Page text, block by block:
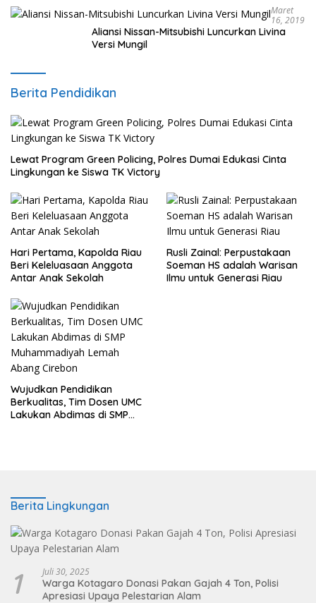
Maret
16, 2019
Aliansi Nissan-Mitsubishi Luncurkan Livina
Versi Mungil
Berita Pendidikan
Lewat Program Green Policing, Polres Dumai Edukasi Cinta
Lingkungan ke Siswa TK Victory
Hari Pertama, Kapolda Riau
Beri Keleluasaan Anggota
Antar Anak Sekolah
Rusli Zainal: Perpustakaan
Soeman HS adalah Warisan
Ilmu untuk Generasi Riau
Wujudkan Pendidikan
Berkualitas, Tim Dosen UMC
Lakukan Abdimas di SMP
Berita Lingkungan
1 Juli 30, 2025
Warga Kotagaro Donasi Pakan Gajah 4 Ton, Polisi
Apresiasi Upaya Pelestarian Alam